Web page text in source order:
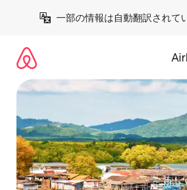
一部の情報は自動翻訳されて